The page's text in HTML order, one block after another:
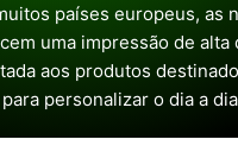
países europeus, as
uma impressão de alta
aos produtos
personalizar o dia a